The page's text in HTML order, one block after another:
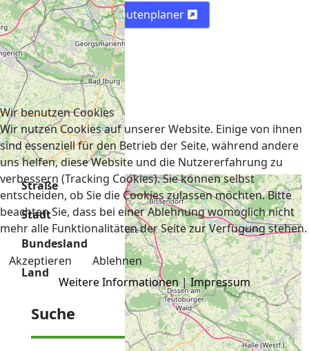
Karte Routenplaner
Straße
Zur Fuchskuhle 18
Stadt
49214 Bad Rothenfelde
Bundesland
Niedersachsen
Land
Deutschland
Suche
Wir benutzen Cookies
Wir nutzen Cookies auf unserer Website. Einige von ihnen
sind essenziell für den Betrieb der Seite, während andere
uns helfen, diese Website und die Nutzererfahrung zu
verbessern (Tracking Cookies). Sie können selbst
entscheiden, ob Sie die Cookies zulassen möchten. Bitte
beachten Sie, dass bei einer Ablehnung womöglich nicht
mehr alle Funktionalitäten der Seite zur Verfügung stehen.
Akzeptieren
Ablehnen
Weitere Informationen|Impressum